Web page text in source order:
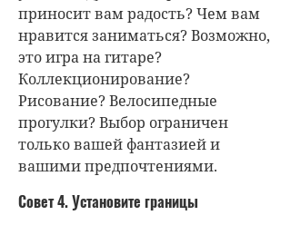
приносит вам радость? Чем вам
нравится заниматься? Возможно,
это игра на гитаре?
Коллекционирование?
Рисование? Велосипедные
прогулки? Выбор ограничен
только вашей фантазией и
вашими предпочтениями.
Совет 4. Установите границы